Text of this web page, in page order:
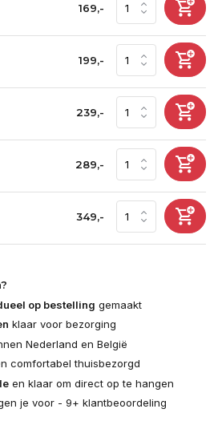
169,-
199,-
239,-
289,-
349,-
op bestelling gemaakt
klaar voor bezorging
Nederland en België
comfortabel thuisbezorgd
en klaar om direct op te hangen
je voor - 9+ klantbeoordeling